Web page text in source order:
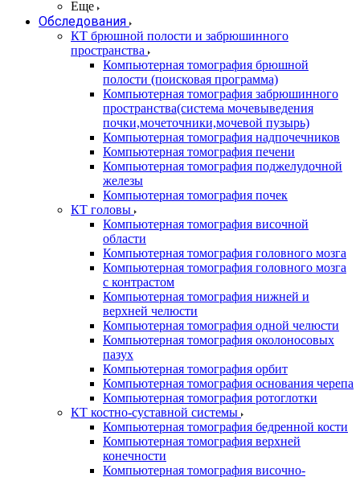
Еще
Обследования
КТ брюшной полости и забрюшинного
пространства
Компьютерная томография брюшной
полости (поисковая программа)
Компьютерная томография забрюшинного
пространства(система мочевыведения
почки,мочеточники,мочевой пузырь)
Компьютерная томография надпочечников
Компьютерная томография печени
Компьютерная томография поджелудочной
железы
Компьютерная томография почек
КТ головы
Компьютерная томография височной
области
Компьютерная томография головного мозга
Компьютерная томография головного мозга
с контрастом
Компьютерная томография нижней и
верхней челюсти
Компьютерная томография одной челюсти
Компьютерная томография околоносовых
пазух
Компьютерная томография орбит
Компьютерная томография основания черепа
Компьютерная томография ротоглотки
КТ костно-суставной системы
Компьютерная томография бедренной кости
Компьютерная томография верхней
конечности
Компьютерная томография височно-